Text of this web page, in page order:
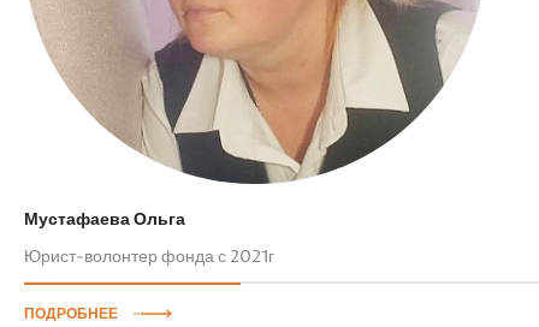
Мустафаева Ольга
Юрист-волонтер фонда с 2021г
ПОДРОБНЕЕ